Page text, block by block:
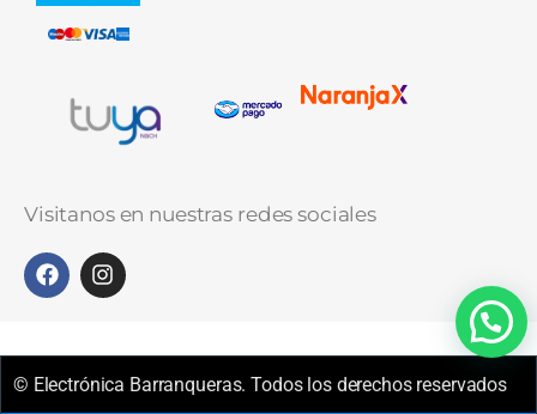
Visitanos en nuestras redes sociales
© Electrónica Barranqueras. Todos los derechos reservados